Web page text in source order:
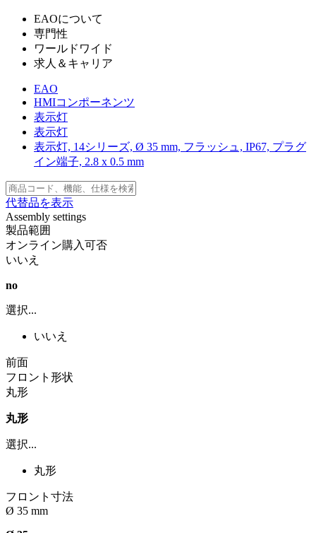
EAOについて
専門性
ワールドワイド
求人＆キャリア
EAO
HMIコンポーネンツ
表示灯
表示灯
表示灯, 14シリーズ, Ø 35 mm, フラッシュ, IP67, プラグ
イン端子, 2.8 x 0.5 mm
代替品を表示
Assembly settings
製品範囲
オンライン購入可否
いいえ
no
選択...
いいえ
前面
フロント形状
丸形
丸形
選択...
丸形
フロント寸法
Ø 35 mm